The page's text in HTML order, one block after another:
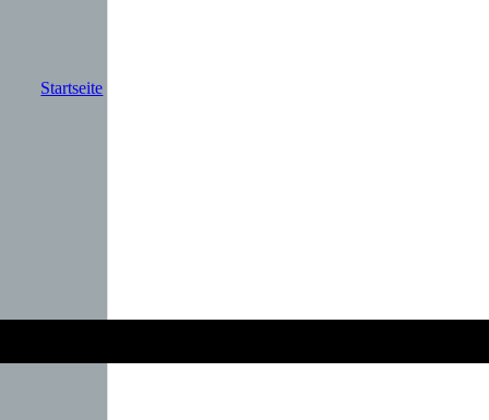
Startseite